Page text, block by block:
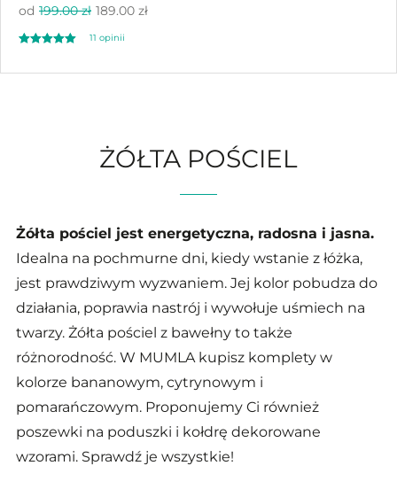
od 189.00 zł
199.00 zł
11 opinii
ŻÓŁTA POŚCIEL
Żółta pościel jest energetyczna, radosna i jasna.
Idealna na pochmurne dni, kiedy wstanie z łóżka,
jest prawdziwym wyzwaniem. Jej kolor pobudza do
działania, poprawia nastrój i wywołuje uśmiech na
twarzy. Żółta pościel z bawełny to także
różnorodność. W MUMLA kupisz komplety w
kolorze bananowym, cytrynowym i
pomarańczowym. Proponujemy Ci również
poszewki na poduszki i kołdrę dekorowane
wzorami. Sprawdź je wszystkie!